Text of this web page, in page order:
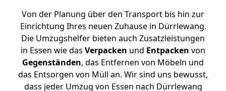
Von der Planung über den Transport bis hin zur
Einrichtung Ihres neuen Zuhause in Dürrlewang.
Die Umzugshelfer bieten auch Zusatzleistungen
in Essen wie das Verpacken und Entpacken von
Gegenständen, das Entfernen von Möbeln und
das Entsorgen von Müll an. Wir sind uns bewusst,
dass jeder Umzug von Essen nach Dürrlewang